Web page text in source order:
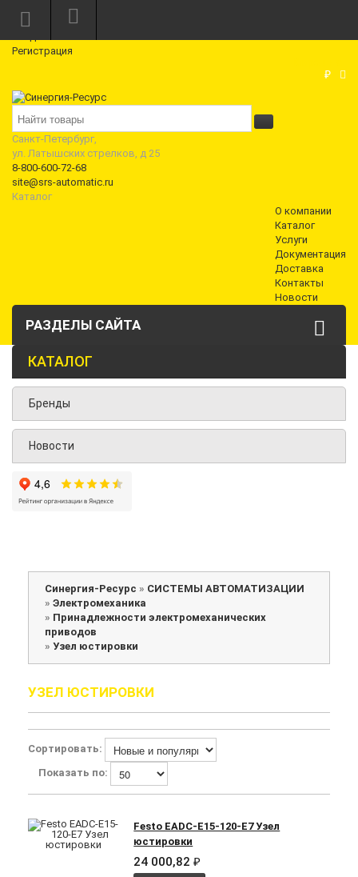
Режим работы: Пн—Пт: 10:00—18:00
Регистрация
₽
Санкт-Петербург,
ул. Латышских стрелков, д 25
8-800-600-72-68
site@srs-automatic.ru
Каталог
О компании
Каталог
Услуги
Документация
Доставка
Контакты
Новости
РАЗДЕЛЫ САЙТА
КАТАЛОГ
Бренды
Новости
Синергия-Ресурс » СИСТЕМЫ АВТОМАТИЗАЦИИ
» Электромеханика
» Принадлежности электромеханических
приводов
» Узел юстировки
УЗЕЛ ЮСТИРОВКИ
Сортировать:
Показать по:
Festo EADC-E15-120-E7 Узел
юстировки
24 000,82₽